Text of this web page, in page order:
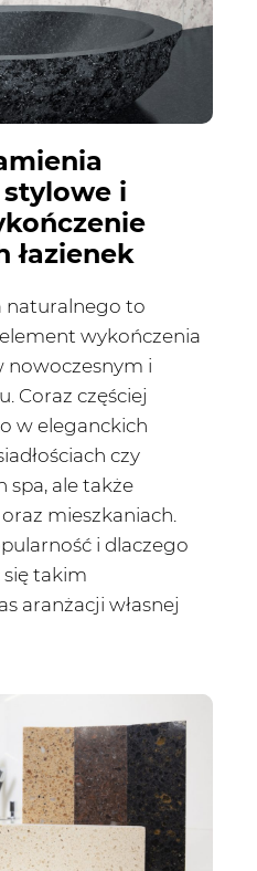
i
łazienek
naturalnego to
wykończenia
nowoczesnym i
Coraz częściej
w eleganckich
czy
spa, ale także
mieszkaniach.
i dlaczego
takim
aranżacji własnej